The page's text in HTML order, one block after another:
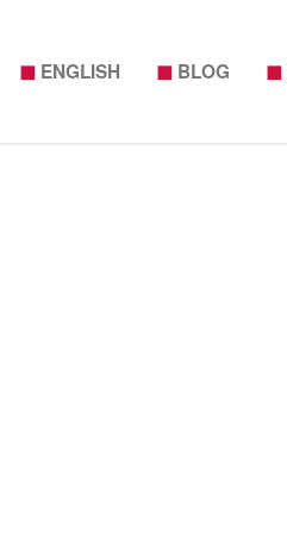
◼ ENGLISH ◼ BLOG ◼